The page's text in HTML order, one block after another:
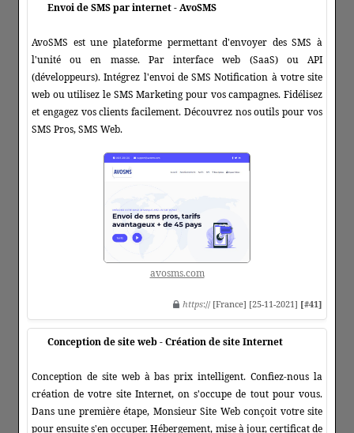
Envoi de SMS par internet - AvoSMS
AvoSMS est une plateforme permettant d'envoyer des SMS à
l'unité ou en masse. Par interface web (SaaS) ou API
(développeurs). Intégrez l'envoi de SMS Notification à votre site
web ou utilisez le SMS Marketing pour vos campagnes. Fidélisez
et engagez vos clients facilement. Découvrez nos outils pour vos
SMS Pros, SMS Web.
avosms.com
https:// [France] [25-11-2021] [#41]
Conception de site web - Création de site Internet
Conception de site web à bas prix intelligent. Confiez-nous la
création de votre site Internet, on s'occupe de tout pour vous.
Dans une première étape, Monsieur Site Web conçoit votre site
pour ensuite s'en occuper. Hébergement, mise à jour, certificat de